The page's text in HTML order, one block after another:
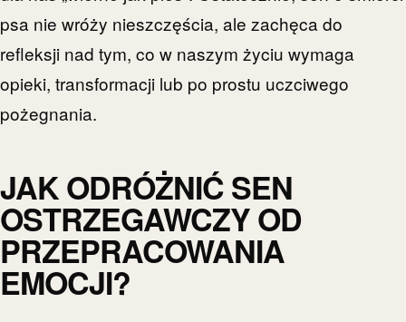
psa nie wróży nieszczęścia, ale zachęca do
refleksji nad tym, co w naszym życiu wymaga
opieki, transformacji lub po prostu uczciwego
pożegnania.
JAK ODRÓŻNIĆ SEN
OSTRZEGAWCZY OD
PRZEPRACOWANIA
EMOCJI?